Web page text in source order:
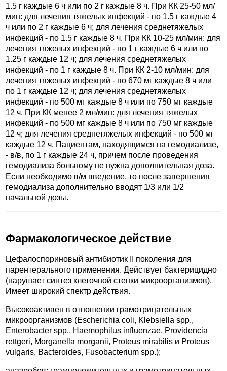
1.5 г каждые 6 ч или по 2 г каждые 8 ч. При КК 25-50 мл/
мин: для лечения тяжелых инфекций - по 1.5 г каждые 4
ч или по 2 г каждые 6 ч; для лечения среднетяжелых
инфекций - по 1.5 г каждые 8 ч. При КК 10-25 мл/мин: для
лечения тяжелых инфекций - по 1 г каждые 6 ч или по
1.25 г каждые 12 ч; для лечения среднетяжелых
инфекций - по 1 г каждые 8 ч. При КК 2-10 мл/мин: для
лечения тяжелых инфекций - по 670 мг каждые 8 ч или
по 1 г каждые 12 ч; для лечения среднетяжелых
инфекций - по 500 мг каждые 8 ч или по 750 мг каждые
12 ч. При КК менее 2 мл/мин: для лечения тяжелых
инфекций - по 500 мг каждые 8 ч или по 750 мг каждые
12 ч; для лечения среднетяжелых инфекций - по 500 мг
каждые 12 ч. Пациентам, находящимся на гемодиализе,
- в/в, по 1 г каждые 24 ч, причем после проведения
гемодиализа больному не нужна дополнительная доза.
Если необходимо в/м введение, то после завершения
гемодиализа дополнительно вводят 1/3 или 1/2
начальной дозы.
Фармакологическое действие
Цефалоспориновый антибиотик II поколения для
парентерального применения. Действует бактерицидно
(нарушает синтез клеточной стенки микроорганизмов).
Имеет широкий спектр действия.
Высокоактивен в отношении грамотрицательных
микроорганизмов (Escherichia coli, Klebsiella spp.,
Enterobacter spp., Haemophilus influenzae, Providencia
rettgeri, Morganella morganii, Proteus mirabilis и Proteus
vulgaris, Bacteroides, Fusobacterium spp.);